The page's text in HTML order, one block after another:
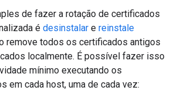
de fazer a rotação de certificados
é desinstalar e reinstale
remove todos os certificados antigos
localmente. É possível fazer isso
mínimo executando os
em cada host, uma de cada vez: